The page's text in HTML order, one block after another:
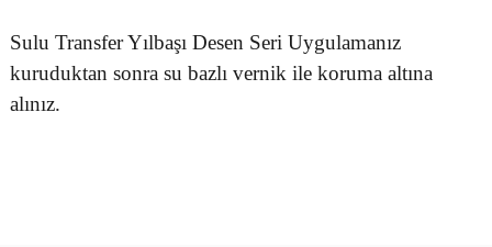
Sulu Transfer Yılbaşı Desen Seri Uygulamanız
kuruduktan sonra su bazlı vernik ile koruma altına
alınız.